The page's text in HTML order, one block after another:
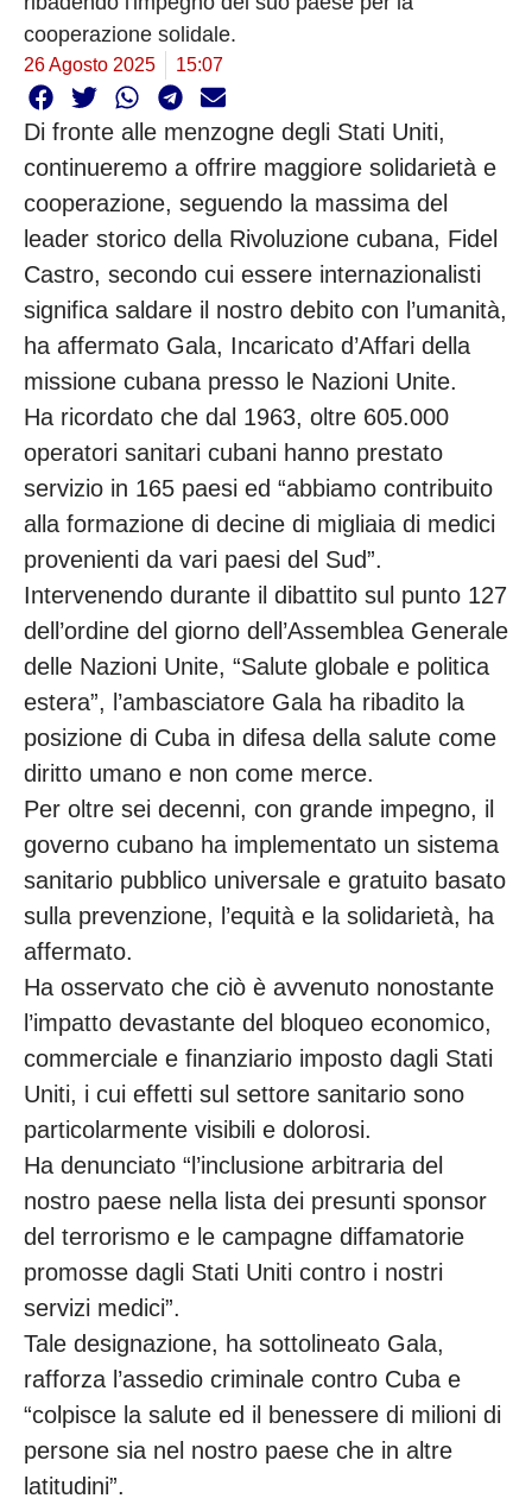
cooperazione solidale.
26 Agosto 2025 15:07
Di fronte alle menzogne degli Stati Uniti,
continueremo a offrire maggiore solidarietà e
cooperazione, seguendo la massima del
leader storico della Rivoluzione cubana, Fidel
Castro, secondo cui essere internazionalisti
significa saldare il nostro debito con l’umanità,
ha affermato Gala, Incaricato d’Affari della
missione cubana presso le Nazioni Unite.
Ha ricordato che dal 1963, oltre 605.000
operatori sanitari cubani hanno prestato
servizio in 165 paesi ed “abbiamo contribuito
alla formazione di decine di migliaia di medici
provenienti da vari paesi del Sud”.
Intervenendo durante il dibattito sul punto 127
dell’ordine del giorno dell’Assemblea Generale
delle Nazioni Unite, “Salute globale e politica
estera”, l’ambasciatore Gala ha ribadito la
posizione di Cuba in difesa della salute come
diritto umano e non come merce.
Per oltre sei decenni, con grande impegno, il
governo cubano ha implementato un sistema
sanitario pubblico universale e gratuito basato
sulla prevenzione, l’equità e la solidarietà, ha
affermato.
Ha osservato che ciò è avvenuto nonostante
l’impatto devastante del bloqueo economico,
commerciale e finanziario imposto dagli Stati
Uniti, i cui effetti sul settore sanitario sono
particolarmente visibili e dolorosi.
Ha denunciato “l’inclusione arbitraria del
nostro paese nella lista dei presunti sponsor
del terrorismo e le campagne diffamatorie
promosse dagli Stati Uniti contro i nostri
servizi medici”.
Tale designazione, ha sottolineato Gala,
rafforza l’assedio criminale contro Cuba e
“colpisce la salute ed il benessere di milioni di
persone sia nel nostro paese che in altre
latitudini”.